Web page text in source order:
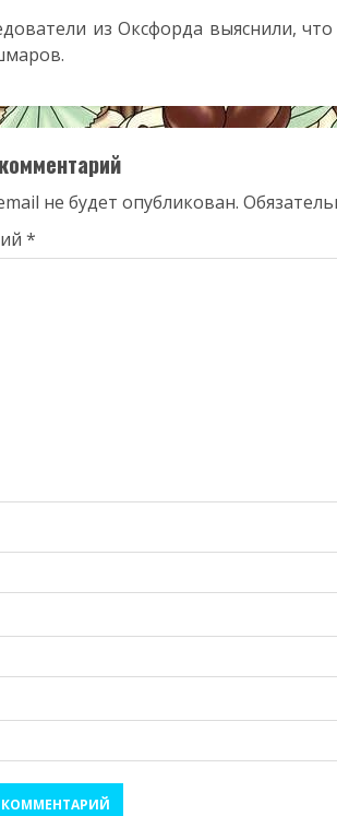
из Оксфорда выяснили,
не будет опубликован.
*